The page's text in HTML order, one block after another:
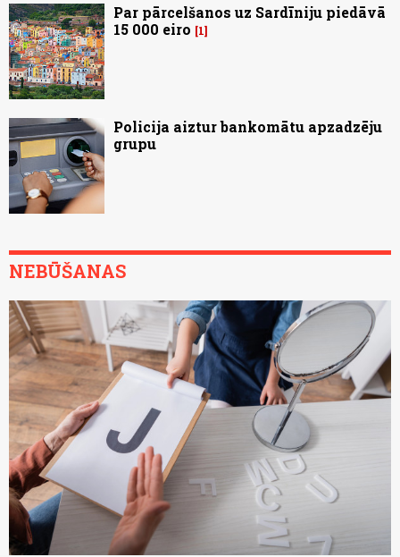
Par pārcelšanos uz Sardīniju piedāvā
15 000 eiro
1
Policija aiztur bankomātu apzadzēju
grupu
NEBŪŠANAS